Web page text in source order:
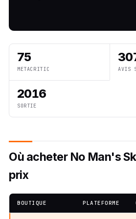
75
METACRITIC AVIS
2016
SORTIE
Où acheter No Man's
prix
BOUTIQUE PLATEFORME